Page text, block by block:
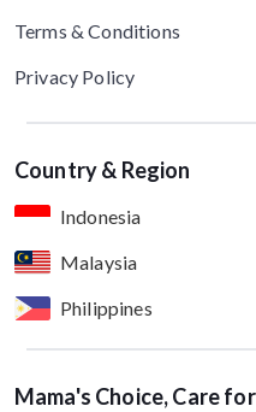
Terms & Conditions
Privacy Policy
Country & Region
Indonesia
Malaysia
Philippines
Mama's Choice, Care